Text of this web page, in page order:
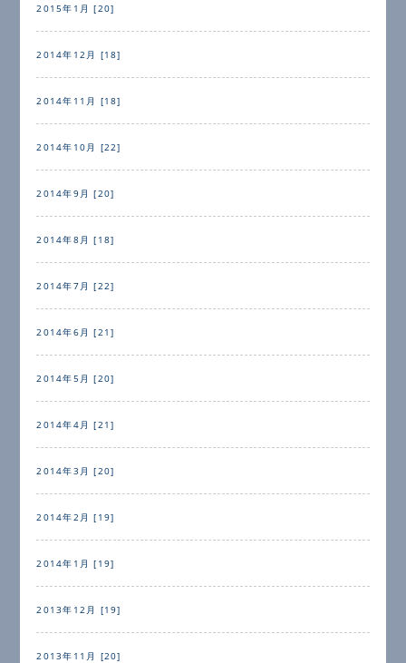
2015年1月 [20]
2014年12月 [18]
2014年11月 [18]
2014年10月 [22]
2014年9月 [20]
2014年8月 [18]
2014年7月 [22]
2014年6月 [21]
2014年5月 [20]
2014年4月 [21]
2014年3月 [20]
2014年2月 [19]
2014年1月 [19]
2013年12月 [19]
2013年11月 [20]